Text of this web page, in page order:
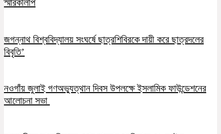
স্মারকলিপি
জগন্নাথ বিশ্ববিদ্যালয় সংঘর্ষে ছাত্রশিবিরকে দায়ী করে ছাত্রদলের
বিবৃতি’
নওগাঁয় জুলাই গণঅভ্যুত্থান দিবস উপলক্ষে ইসলামিক ফাউন্ডেশনের
আলোচনা সভা